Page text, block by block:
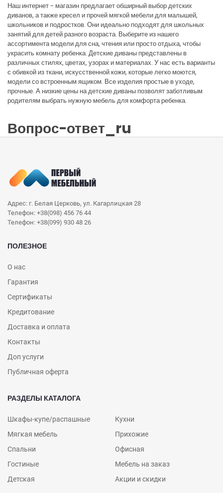
Наш интернет - магазин предлагает обширный выбор детских
диванов, а также кресел и прочей мягкой мебели для малышей,
школьников и подростков. Они идеально подходят для школьных
занятий для детей разного возраста. Выберите из нашего
ассортимента модели для сна, чтения или просто отдыха, чтобы
украсить комнату ребенка. Детские диваны представлены в
различных стилях, цветах, узорах и материалах. У нас есть варианты
с обивкой из ткани, искусственной кожи, которые легко моются,
модели со встроенным ящиком. Все изделия простые в уходе,
прочные. А низкие цены на детские диваны позволят заботливым
родителям выбрать нужную мебель для комфорта ребенка.
Вопрос-ответ_ru
Адрес: г. Белая Церковь, ул. Кагарлицкая 28
Телефон: +38(098) 456 76 44
Телефон: +38(099) 930 48 26
ПОЛЕЗНОЕ
О нас
Гарантия
Сертификаты
Кредитование
Доставка и оплата
Контакты
Доп услуги
Публичная оферта
РАЗДЕЛЫ КАТАЛОГА
Шкафы-купе/распашные
Мягкая мебель
Спальни
Гостиные
Детская
Кухни
Прихожие
Офисная
Мебель на заказ
Акции и скидки